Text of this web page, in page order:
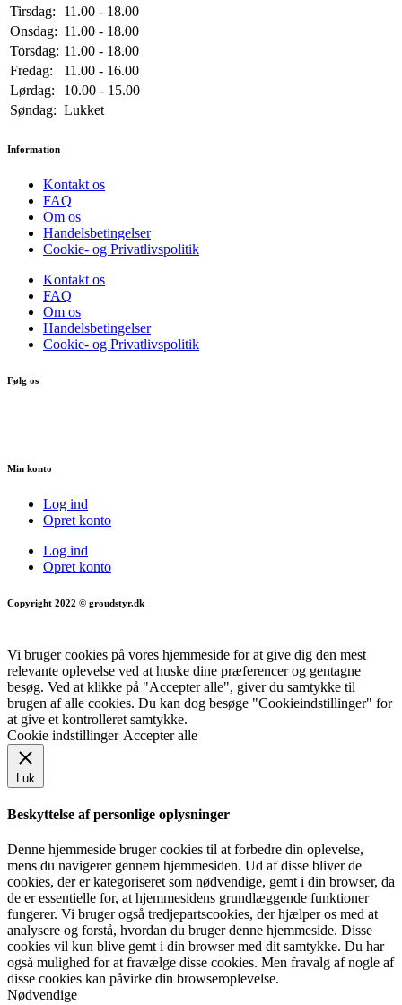
Tirsdag:
11.00 - 18.00
Onsdag: 11.00 - 18.00
Torsdag: 11.00 - 18.00
Fredag:
11.00 - 16.00
Lørdag:
10.00 - 15.00
Søndag: Lukket
Information
Kontakt os
FAQ
Om os
Handelsbetingelser
Cookie- og Privatlivspolitik
Kontakt os
FAQ
Om os
Handelsbetingelser
Cookie- og Privatlivspolitik
Følg os
Min konto
Log ind
Opret konto
Log ind
Opret konto
Copyright 2022 © groudstyr.dk
Vi bruger cookies på vores hjemmeside for at give dig den mest
relevante oplevelse ved at huske dine præferencer og gentagne
besøg. Ved at klikke på "Accepter alle", giver du samtykke til
brugen af alle cookies. Du kan dog besøge "Cookieindstillinger" for
at give et kontrolleret samtykke.
Cookie indstillinger Accepter alle
Luk
Beskyttelse af personlige oplysninger
Denne hjemmeside bruger cookies til at forbedre din oplevelse,
mens du navigerer gennem hjemmesiden. Ud af disse bliver de
cookies, der er kategoriseret som nødvendige, gemt i din browser, da
de er essentielle for, at hjemmesidens grundlæggende funktioner
fungerer. Vi bruger også tredjepartscookies, der hjælper os med at
analysere og forstå, hvordan du bruger denne hjemmeside. Disse
cookies vil kun blive gemt i din browser med dit samtykke. Du har
også mulighed for at fravælge disse cookies. Men fravalg af nogle af
disse cookies kan påvirke din browseroplevelse.
Nødvendige